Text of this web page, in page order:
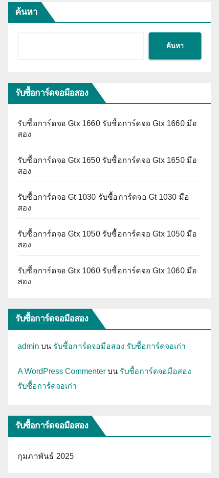
ค้นหา
ค้นหา
รับซื้อการ์ดจอมือสอง
รับซื้อการ์ดจอ Gtx 1660 รับซื้อการ์ดจอ Gtx 1660 มือ
สอง
รับซื้อการ์ดจอ Gtx 1650 รับซื้อการ์ดจอ Gtx 1650 มือ
สอง
รับซื้อการ์ดจอ Gt 1030 รับซื้อการ์ดจอ Gt 1030 มือ
สอง
รับซื้อการ์ดจอ Gtx 1050 รับซื้อการ์ดจอ Gtx 1050 มือ
สอง
รับซื้อการ์ดจอ Gtx 1060 รับซื้อการ์ดจอ Gtx 1060 มือ
สอง
รับซื้อการ์ดจอมือสอง
admin บน รับซื้อการ์ดจอมือสอง รับซื้อการ์ดจอเก่า
A WordPress Commenter บน รับซื้อการ์ดจอมือสอง
รับซื้อการ์ดจอเก่า
รับซื้อการ์ดจอมือสอง
กุมภาพันธ์ 2025